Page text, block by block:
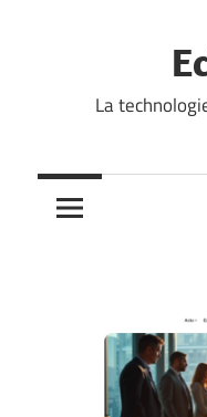
La